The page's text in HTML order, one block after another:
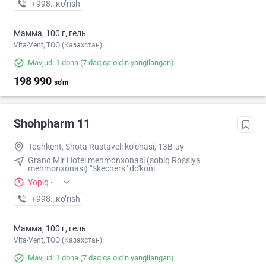
+998 (77) XXX-XX-XX
кo’rish
Мамма, 100 г, гель
Vita-Vent, TOO (Казахстан)
Mavjud: 1 dona (7 daqiqa oldin yangilangan)
198 990 so'm
Shohpharm 11
Toshkent, Shota Rustaveli ko‘chasi, 13B-uy
Grand Mir Hotel mehmonxonasi (sobiq Rossiya
mehmonxonasi) "Skechers" do'koni
Yopiq ·
+998 (71) XXX-XX-XX
кo’rish
Мамма, 100 г, гель
Vita-Vent, TOO (Казахстан)
Mavjud: 1 dona (7 daqiqa oldin yangilangan)